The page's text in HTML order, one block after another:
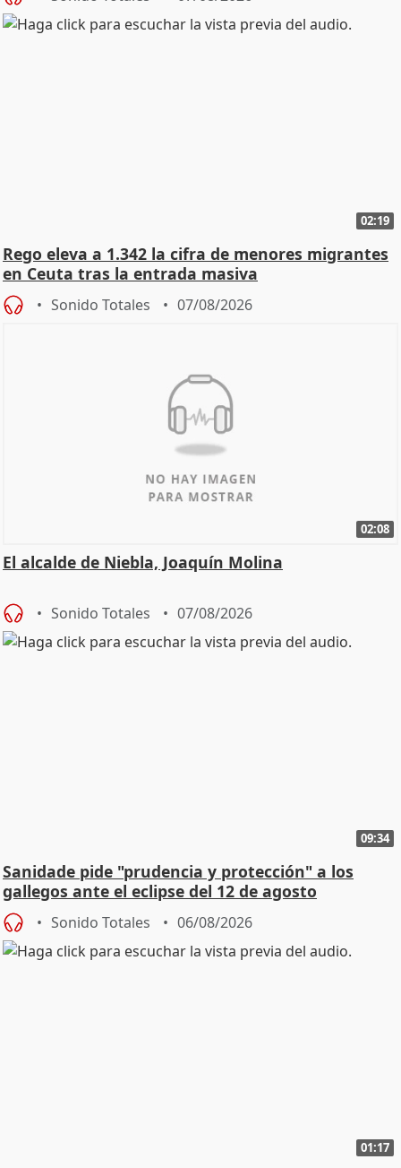
02:19
Rego eleva a 1.342 la cifra de menores migrantes
en Ceuta tras la entrada masiva
Sonido Totales 07/08/2026
02:08
El alcalde de Niebla, Joaquín Molina
Sonido Totales 07/08/2026
09:34
Sanidade pide "prudencia y protección" a los
gallegos ante el eclipse del 12 de agosto
Sonido Totales 06/08/2026
01:17